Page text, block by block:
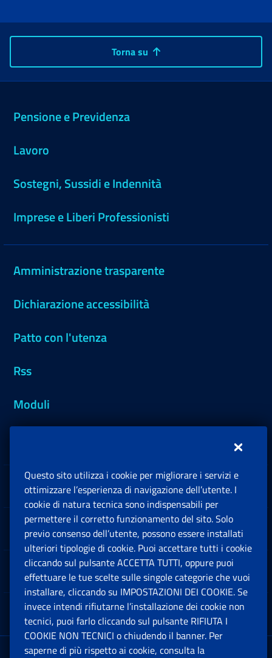
Torna su
Pensione e Previdenza
Lavoro
Sostegni, Sussidi e Indennità
Imprese e Liberi Professionisti
Amministrazione trasparente
Dichiarazione accessibilità
Patto con l'utenza
Rss
Moduli
Sedi e Contatti
Software
Note Legali
App mobile
Questo sito utilizza i cookie per migliorare i servizi e
ottimizzare l’esperienza di navigazione dell’utente. I
cookie di natura tecnica sono indispensabili per
permettere il corretto funzionamento del sito. Solo
previo consenso dell’utente, possono essere installati
ulteriori tipologie di cookie. Puoi accettare tutti i cookie
cliccando sul pulsante ACCETTA TUTTI, oppure puoi
effettuare le tue scelte sulle singole categorie che vuoi
installare, cliccando su IMPOSTAZIONI DEI COOKIE. Se
invece intendi rifiutarne l’installazione dei cookie non
tecnici, puoi farlo cliccando sul pulsante RIFIUTA I
COOKIE NON TECNICI o chiudendo il banner. Per
saperne di più rispetto ai cookie, consulta la